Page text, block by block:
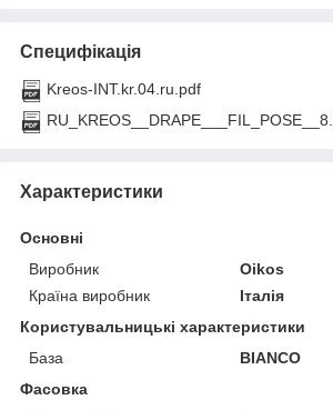
Специфікація
Kreos-INT.kr.04.ru.pdf
Характеристики
Основні
Виробник
Oikos
Країна виробник
Італія
Користувальницькі характеристики
База
BIANCO
Фасовка